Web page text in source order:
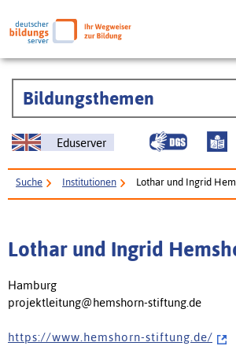
Bildungsthemen
Eduserver
Suche Institutionen Lothar und Ingrid
Lothar und Ingrid
Hamburg
projektleitung@hemshorn-stiftung.de
h t t p s : / / w w w . h e m s h o r n - s t i f t u n g . d e /